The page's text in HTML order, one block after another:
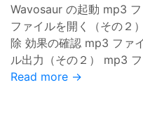
Wavosaur の起動 mp3
ファイルを開く（その２
除 効果の確認 mp3 ファ
ル出力（その２） mp3
Read more →